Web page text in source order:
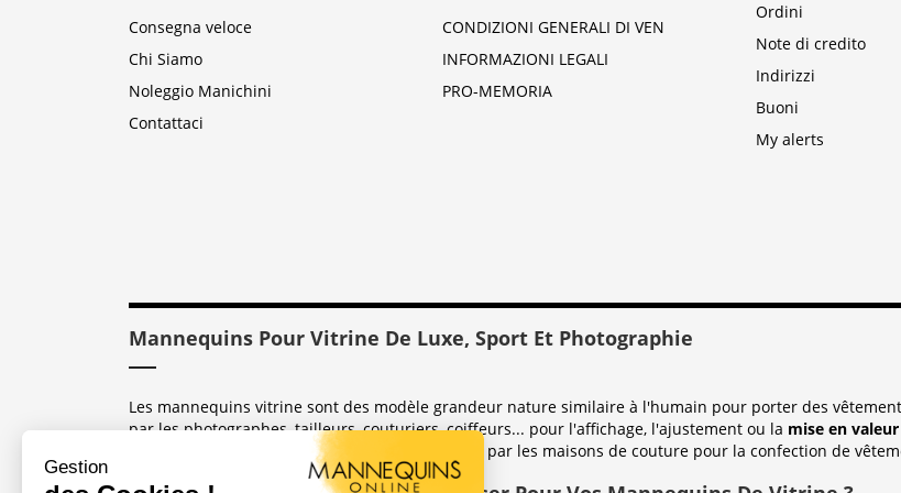
Consegna veloce
Chi Siamo
Noleggio Manichini
Contattaci
CONDIZIONI GENERALI DI VEN
INFORMAZIONI LEGALI
PRO-MEMORIA
Ordini
Note di credito
Indirizzi
Buoni
My alerts
Mannequins Pour Vitrine De Luxe, Sport Et Photographie
Les mannequins vitrine sont des modèle grandeur nature similaire à l'humain pour porter des
par les photographes, tailleurs, couturiers, coiffeurs... pour l'affichage, l'ajustement ou la mise en
sont dérivés des mannequins coutures utilisées par les maisons de couture pour la confection de